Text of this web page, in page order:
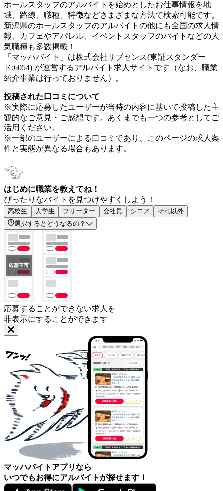
ホールスタッフのアルバイトを始めとしたお仕事情報を地
域、路線、職種、特徴などさまざまな方法で検索可能です。
新潟県のホールスタッフのアルバイトの他にも全国の求人情
報、カフェやアパレル、イベントスタッフのバイトなどの人
気職種も多数掲載！
「マッハバイト」は株式会社リブセンス(東証スタンダー
ド:6054) が運営するアルバイト求人サイトです（なお、職業
紹介事業は行っておりません）。
投稿された口コミについて
※実際に応募したユーザーが当時の内容に基いて投稿した主
観的なご意見・ご感想です。あくまでも一つの参考としてご
活用ください。
※一部のユーザーによる口コミであり、このページの求人案
件と実態が異なる場合もあります。
はじめに職業を教えてね！
ぴったりなバイトを見つけやすくしよう！
高校生 大学生 フリーター 会社員 シニア
それ以外
選択するとどうなるの？
応募することができない求人を
非表示にすることができます
マッハバイトアプリなら
いつでもお得にアルバイトが探せます！